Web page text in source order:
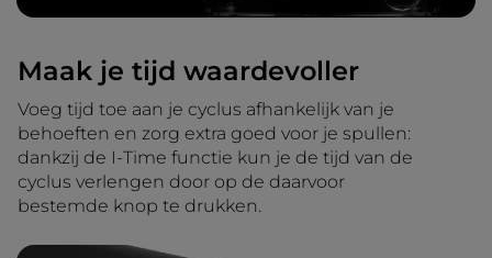
Maak je tijd waardevoller
Voeg tijd toe aan je cyclus afhankelijk van je
behoeften en zorg extra goed voor je spullen:
dankzij de I-Time functie kun je de tijd van de
cyclus verlengen door op de daarvoor
bestemde knop te drukken.